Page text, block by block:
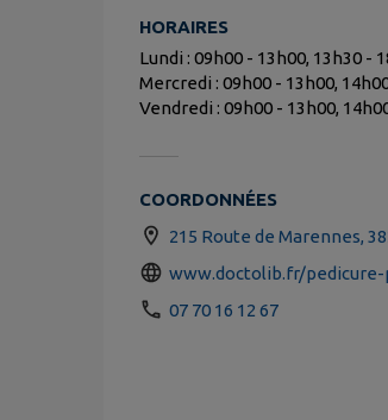
HORAIRES
Lundi : 09h00 - 13h00, 13h30 -
Mercredi : 09h00 - 13h00, 14h00
Vendredi : 09h00 - 13h00, 14h00
COORDONNÉES
215 Route de Marennes,
www.doctolib.fr/
07 70 16 12 67